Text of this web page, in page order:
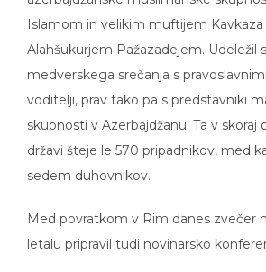
Islamom in velikim muftijem Kavkaza
Alahšukurjem Pažazadejem. Udeležil
medverskega srečanja s
voditelji, prav tako pa s predstavniki
skupnosti v Azerbajdžanu. Ta v skoraj
državi šteje le 570 pripadnikov, med
sedem duhovnikov.
Med povratkom v Rim danes zvečer
letalu pripravil tudi novinarsko